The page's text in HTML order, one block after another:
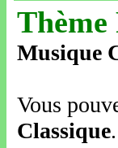
Musique
Vous
Classique.